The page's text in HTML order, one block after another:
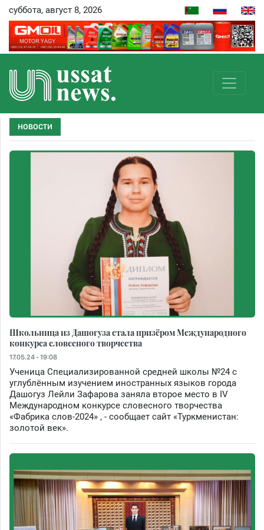
суббота, август 8, 2026
НОВОСТИ
Школьница из Дашогуза стала призёром Международного
конкурса словесного творчества
17.05.24 - 19:08
Ученица Специализированной средней школы №24 с
углублённым изучением иностранных языков города
Дашогуз Лейли Зафарова заняла второе место в IV
Международном конкурсе словесного творчества
«Фабрика слов-2024» , - сообщает сайт «Туркменистан:
золотой век».